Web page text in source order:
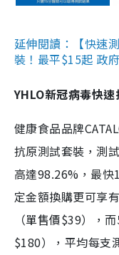
延伸閱讀：【快速
裝！最平$15起 政
YHLO新冠病毒快
健康食品品牌
抗原測試套裝，測
高達98.26%，最快
定金額換購更可享
（單售價$39），
$180），平均每支